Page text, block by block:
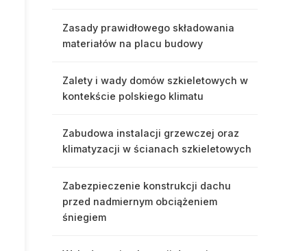
Zasady prawidłowego składowania
materiałów na placu budowy
Zalety i wady domów szkieletowych w
kontekście polskiego klimatu
Zabudowa instalacji grzewczej oraz
klimatyzacji w ścianach szkieletowych
Zabezpieczenie konstrukcji dachu
przed nadmiernym obciążeniem
śniegiem